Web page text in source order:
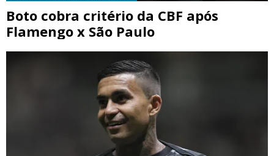
Boto cobra critério da CBF após
Flamengo x São Paulo